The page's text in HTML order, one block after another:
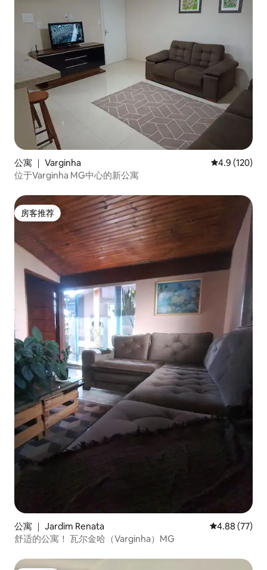
公寓 ｜ Varginha 平均评分 4.9
4.9 (120)
位于Varginha MG中心的新公寓
房客推荐
房客推荐
公寓 ｜ Jardim Renata 平均评分
4.88 (77)
舒适的公寓！ 瓦尔金哈（Varginha）MG